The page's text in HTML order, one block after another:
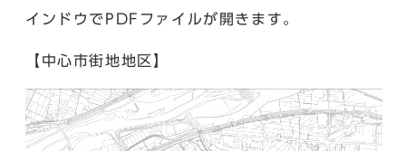
インドウでPDFファイルが開きます。
【中心市街地地区】